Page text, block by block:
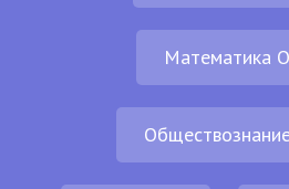
Математика